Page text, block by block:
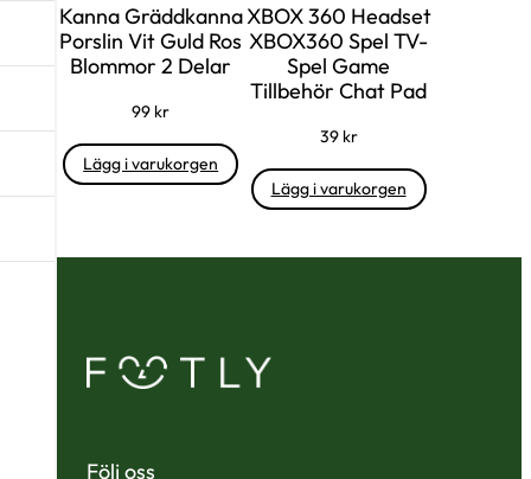
Kanna Gräddkanna
Porslin Vit Guld Ros
Blommor 2 Delar
99 kr
Lägg i varukorgen
XBOX 360 Headset
XBOX360 Spel TV-
Spel Game
Tillbehör Chat Pad
39 kr
Lägg i varukorgen
Följ oss